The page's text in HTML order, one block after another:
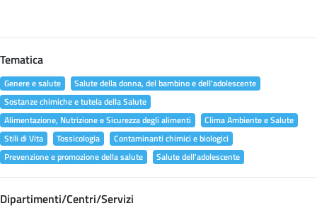
Tematica
Genere e salute
Salute della donna, del bambino e dell'adolescente
Sostanze chimiche e tutela della Salute
Alimentazione, Nutrizione e Sicurezza degli alimenti
Clima Ambiente e Salute
Stili di Vita
Tossicologia
Contaminanti chimici e biologici
Prevenzione e promozione della salute
Salute dell'adolescente
Dipartimenti/Centri/Servizi